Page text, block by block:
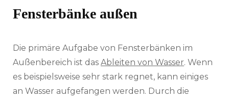
Fensterbänke außen
Die primäre Aufgabe von Fensterbänken im
Außenbereich ist das Ableiten von Wasser. Wenn
es beispielsweise sehr stark regnet, kann einiges
an Wasser aufgefangen werden. Durch die